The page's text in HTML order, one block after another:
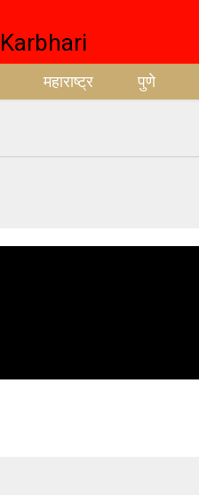
महाराष्ट्र पुणे